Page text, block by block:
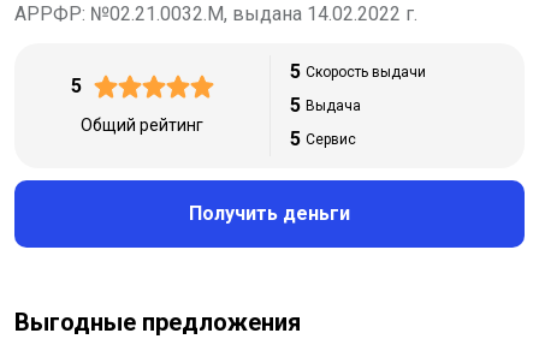
АРРФР: №02.21.0032.М, выдана 14.02.2022 г.
5
Общий рейтинг
5 Скорость выдачи
5 Выдача
5 Сервис
Получить деньги
Выгодные предложения